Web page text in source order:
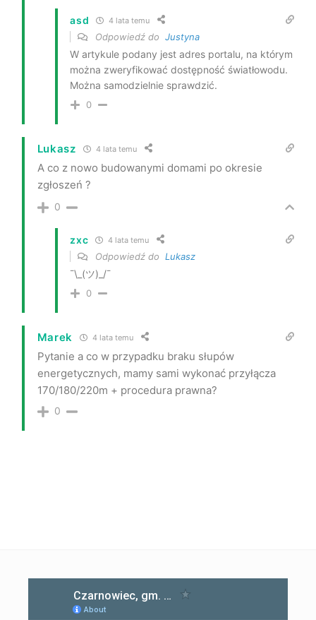
asd 4 lata temu
Odpowiedź doJustyna
W artykule podany jest adres portalu, na którym
można zweryfikować dostępność światłowodu.
Można samodzielnie sprawdzić.
0
Lukasz 4 lata temu
A co z nowo budowanymi domami po okresie
zgłoszeń ?
0
zxc 4 lata temu
Odpowiedź doLukasz
¯\_(ツ)_/¯
0
Marek 4 lata temu
Pytanie a co w przypadku braku słupów
energetycznych, mamy sami wykonać przyłącza
170/180/220m + procedura prawna?
0